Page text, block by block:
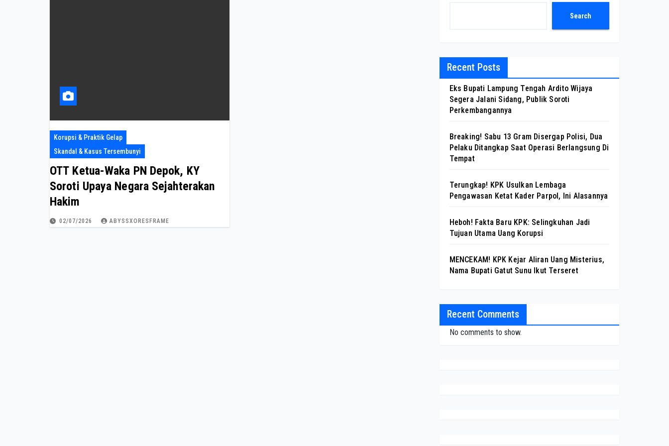
Korupsi & Praktik Gelap
Skandal & Kasus Tersembunyi
OTT Ketua-Waka PN Depok, KY
Soroti Upaya Negara Sejahterakan
Hakim
02/07/2026 ABYSSXORESFRAME
Search
Recent Posts
Eks Bupati Lampung Tengah Ardito Wijaya
Segera Jalani Sidang, Publik Soroti
Perkembangannya
Breaking! Sabu 13 Gram Disergap Polisi, Dua
Pelaku Ditangkap Saat Operasi Berlangsung Di
Tempat
Terungkap! KPK Usulkan Lembaga
Pengawasan Ketat Kader Parpol, Ini Alasannya
Heboh! Fakta Baru KPK: Selingkuhan Jadi
Tujuan Utama Uang Korupsi
MENCEKAM! KPK Kejar Aliran Uang Misterius,
Nama Bupati Gatut Sunu Ikut Terseret
Recent Comments
No comments to show.